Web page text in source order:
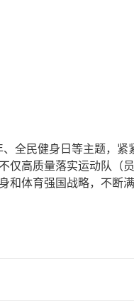
全民健身日等主题，紧
仅高质量落实运动队（
和体育强国战略，不断